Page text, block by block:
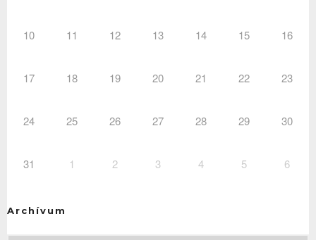
10 11 12 13 14 15 16
17 18 19 20 21 22 23
24 25 26 27 28 29 30
31 1 2 3 4 5 6
Archívum